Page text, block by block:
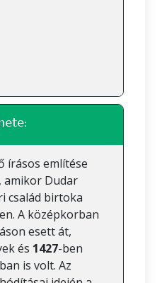
írásos említése
amikor Dudar
család birtoka
A középkorban
esett át,
és 1427-ben
is volt. Az